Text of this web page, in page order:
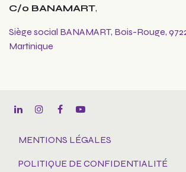
C/o BANAMART,
Siège social BANAMART, Bois-Rouge,
Martinique
MENTIONS LÉGALES
POLITIQUE DE CONFIDENTIALITÉ